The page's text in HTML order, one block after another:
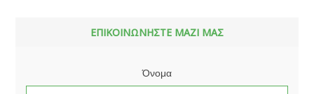
ΕΠΙΚΟΙΝΩΝΗΣΤΕ ΜΑΖΙ ΜΑΣ
Όνομα